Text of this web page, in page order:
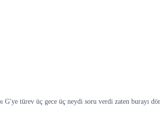
G'ye türev üç gece üç neydi soru verdi zaten burayı